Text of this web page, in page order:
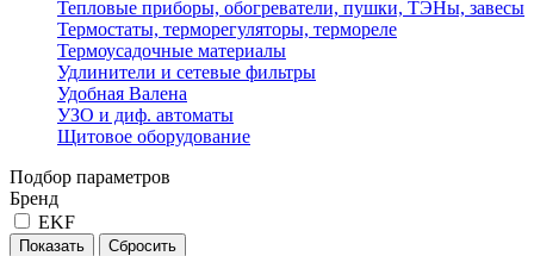
Тепловые приборы, обогреватели, пушки, ТЭНы, завесы
Термостаты, терморегуляторы, термореле
Термоусадочные материалы
Удлинители и сетевые фильтры
Удобная Валена
УЗО и диф. автоматы
Щитовое оборудование
Подбор параметров
Бренд
EKF